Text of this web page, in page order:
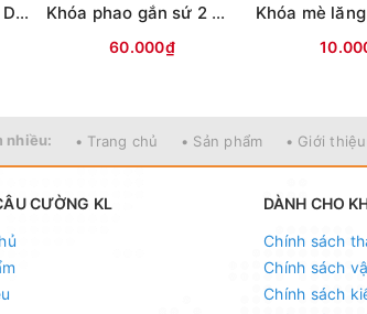
vận chuyển, sử dụng. Chúng tôi sẽ hỗ trợ
tốt nhất
Khóa phao sứ 2 mặt Daisy (Vỉ 2c) Khóa phao gắn sứ 2 mặt ( vỉ xanh Biển ) SN
60.000₫
nhiều: • Trang chủ • Sản phẩm • Giới thiệu
CƯỜNG KL
DÀNH CHO
Chính sách
Chính sách
Chính sách